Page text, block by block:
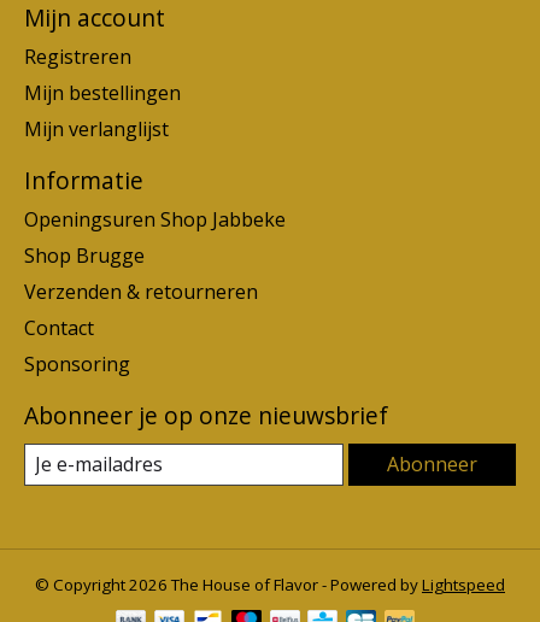
Mijn account
Registreren
Mijn bestellingen
Mijn verlanglijst
Informatie
Openingsuren Shop Jabbeke
Shop Brugge
Verzenden & retourneren
Contact
Sponsoring
Abonneer je op onze nieuwsbrief
Abonneer
© Copyright 2026 The House of Flavor - Powered byLightspeed